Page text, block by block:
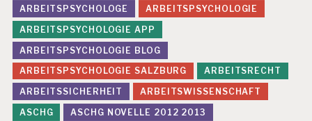
ARBEITSPSYCHOLOGE
ARBEITSPSYCHOLOGIE
ARBEITSPSYCHOLOGIE APP
ARBEITSPSYCHOLOGIE BLOG
ARBEITSPSYCHOLOGIE SALZBURG
ARBEITSRECHT
ARBEITSSICHERHEIT
ARBEITSWISSENSCHAFT
ASCHG
ASCHG NOVELLE 2012 2013